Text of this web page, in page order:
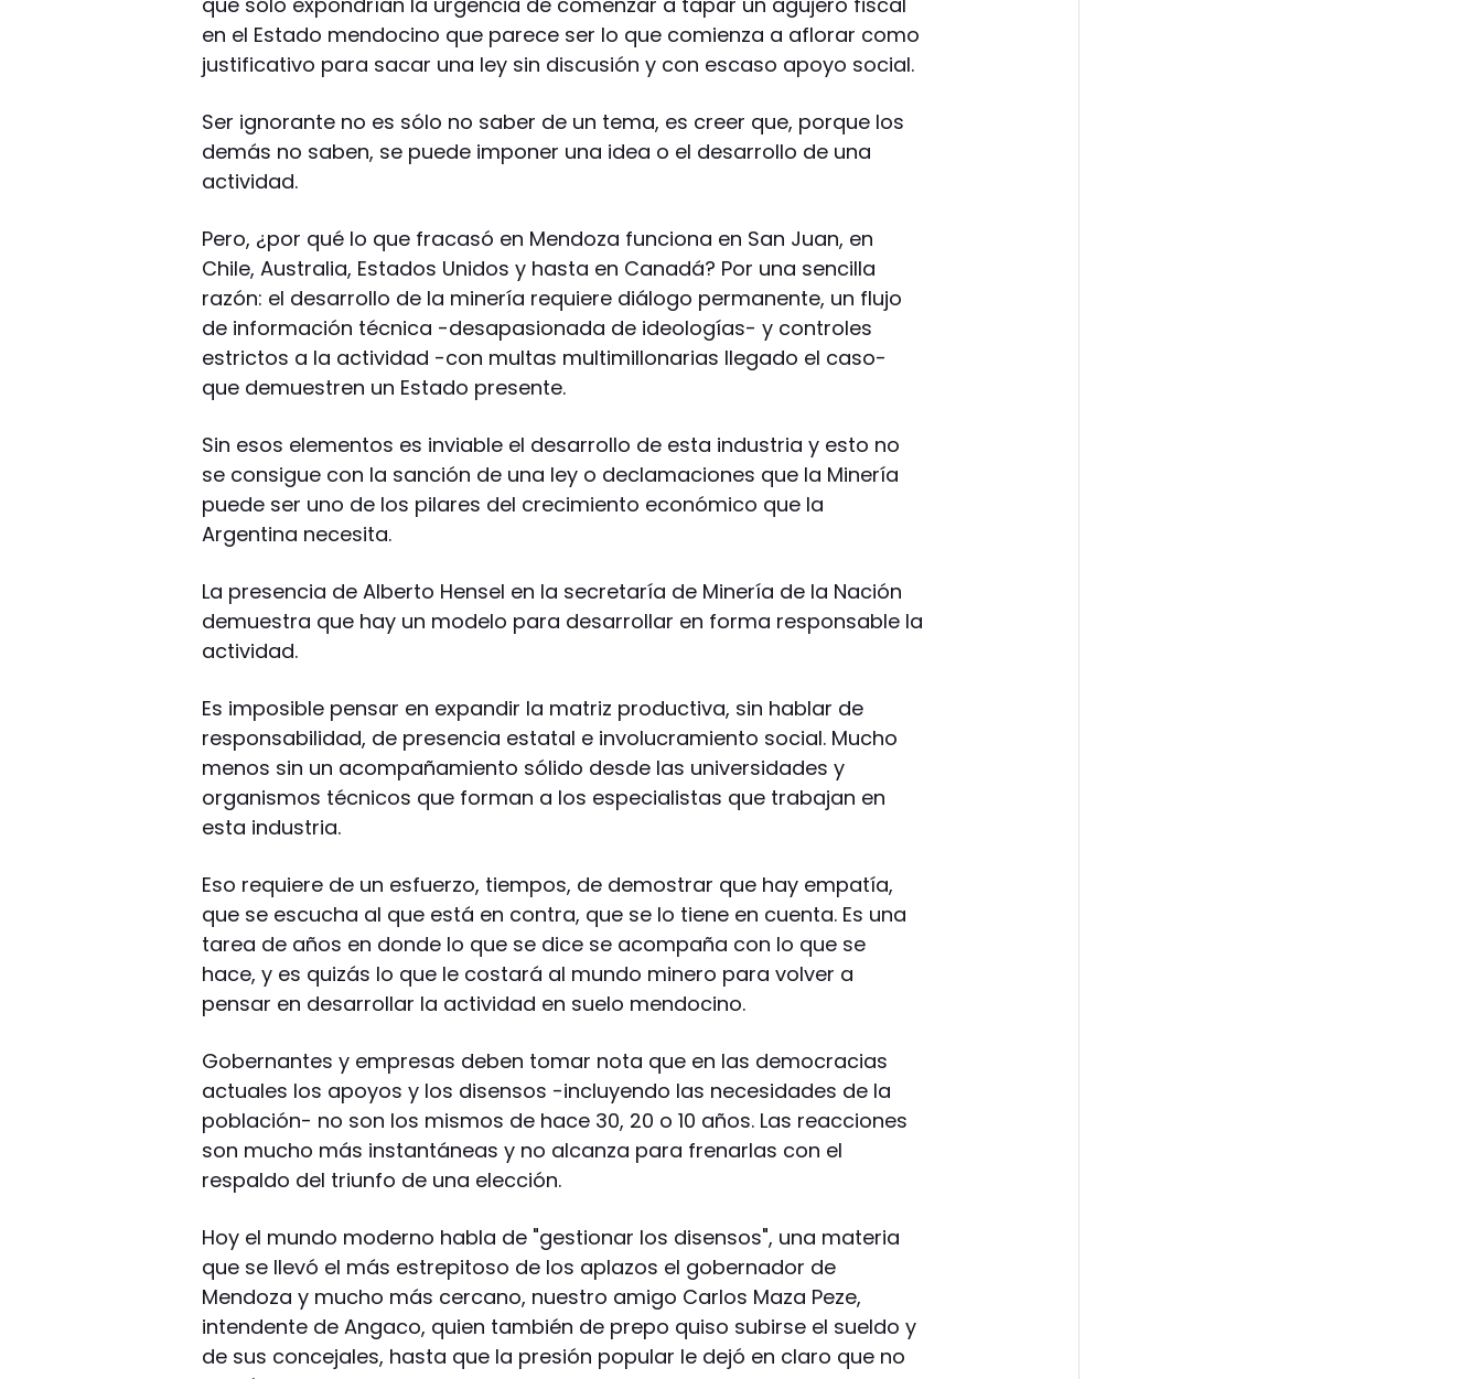
en el Estado mendocino que parece ser lo que comienza a aflorar como
justificativo para sacar una ley sin discusión y con escaso apoyo social.
Ser ignorante no es sólo no saber de un tema, es creer que, porque los
demás no saben, se puede imponer una idea o el desarrollo de una
actividad.
Pero, ¿por qué lo que fracasó en Mendoza funciona en San Juan, en
Chile, Australia, Estados Unidos y hasta en Canadá? Por una sencilla
razón: el desarrollo de la minería requiere diálogo permanente, un flujo
de información técnica -desapasionada de ideologías- y controles
estrictos a la actividad -con multas multimillonarias llegado el caso-
que demuestren un Estado presente.
Sin esos elementos es inviable el desarrollo de esta industria y esto no
se consigue con la sanción de una ley o declamaciones que la Minería
puede ser uno de los pilares del crecimiento económico que la
Argentina necesita.
La presencia de Alberto Hensel en la secretaría de Minería de la Nación
demuestra que hay un modelo para desarrollar en forma responsable la
actividad.
Es imposible pensar en expandir la matriz productiva, sin hablar de
responsabilidad, de presencia estatal e involucramiento social. Mucho
menos sin un acompañamiento sólido desde las universidades y
organismos técnicos que forman a los especialistas que trabajan en
esta industria.
Eso requiere de un esfuerzo, tiempos, de demostrar que hay empatía,
que se escucha al que está en contra, que se lo tiene en cuenta. Es una
tarea de años en donde lo que se dice se acompaña con lo que se
hace, y es quizás lo que le costará al mundo minero para volver a
pensar en desarrollar la actividad en suelo mendocino.
Gobernantes y empresas deben tomar nota que en las democracias
actuales los apoyos y los disensos -incluyendo las necesidades de la
población- no son los mismos de hace 30, 20 o 10 años. Las reacciones
son mucho más instantáneas y no alcanza para frenarlas con el
respaldo del triunfo de una elección.
Hoy el mundo moderno habla de "gestionar los disensos", una materia
que se llevó el más estrepitoso de los aplazos el gobernador de
Mendoza y mucho más cercano, nuestro amigo Carlos Maza Peze,
intendente de Angaco, quien también de prepo quiso subirse el sueldo y
de sus concejales, hasta que la presión popular le dejó en claro que no